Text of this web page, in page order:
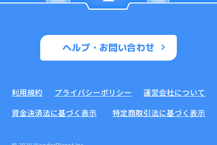
ヘルプ・お問い合わせ
利用規約 プライバシーポリシー
運営会社について
資金決済法に基づく表示
特定商取引法に基づく表示